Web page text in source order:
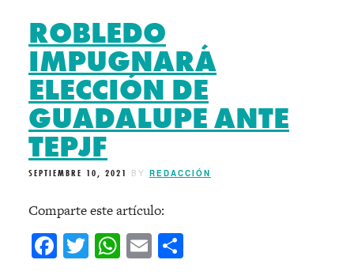
ROBLEDO
IMPUGNARÁ
ELECCIÓN DE
GUADALUPE ANTE
TEPJF
SEPTIEMBRE 10, 2021 BY REDACCIÓN
Comparte este artículo:
Facebook
Twitter
WhatsApp
Email